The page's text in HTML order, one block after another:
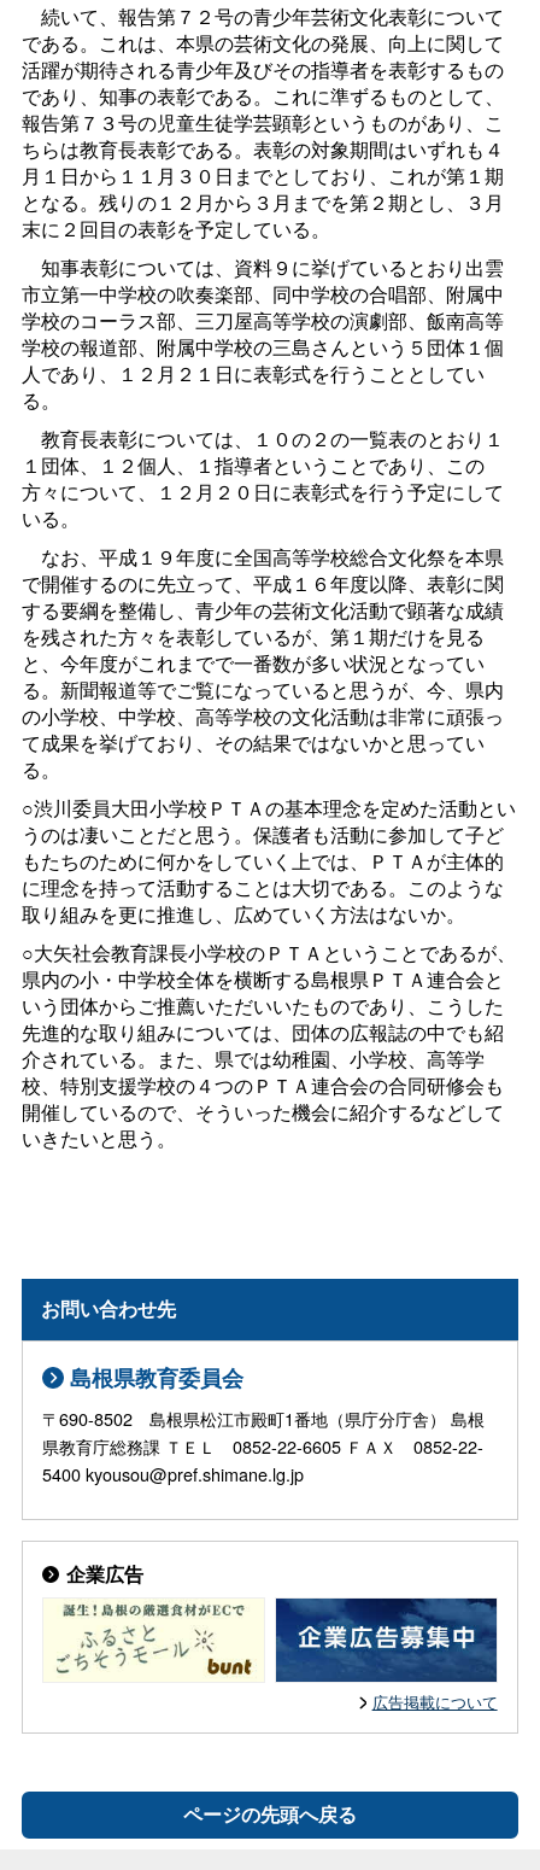
続いて、報告第７２号の青少年芸術文化表彰について
である。これは、本県の芸術文化の発展、向上に関して
活躍が期待される青少年及びその指導者を表彰するもの
であり、知事の表彰である。これに準ずるものとして、
報告第７３号の児童生徒学芸顕彰というものがあり、こ
ちらは教育長表彰である。表彰の対象期間はいずれも４
月１日から１１月３０日までとしており、これが第１期
となる。残りの１２月から３月までを第２期とし、３月
末に２回目の表彰を予定している。
知事表彰については、資料９に挙げているとおり出雲
市立第一中学校の吹奏楽部、同中学校の合唱部、附属中
学校のコーラス部、三刀屋高等学校の演劇部、飯南高等
学校の報道部、附属中学校の三島さんという５団体１個
人であり、１２月２１日に表彰式を行うこととしてい
る。
教育長表彰については、１０の２の一覧表のとおり１
１団体、１２個人、１指導者ということであり、この
方々について、１２月２０日に表彰式を行う予定にして
いる。
なお、平成１９年度に全国高等学校総合文化祭を本県
で開催するのに先立って、平成１６年度以降、表彰に関
する要綱を整備し、青少年の芸術文化活動で顕著な成績
を残された方々を表彰しているが、第１期だけを見る
と、今年度がこれまでで一番数が多い状況となってい
る。新聞報道等でご覧になっていると思うが、今、県内
の小学校、中学校、高等学校の文化活動は非常に頑張っ
て成果を挙げており、その結果ではないかと思ってい
る。
○渋川委員大田小学校ＰＴＡの基本理念を定めた活動とい
うのは凄いことだと思う。保護者も活動に参加して子ど
もたちのために何かをしていく上では、ＰＴＡが主体的
に理念を持って活動することは大切である。このような
取り組みを更に推進し、広めていく方法はないか。
○大矢社会教育課長小学校のＰＴＡということであるが、
県内の小・中学校全体を横断する島根県ＰＴＡ連合会と
いう団体からご推薦いただいいたものであり、こうした
先進的な取り組みについては、団体の広報誌の中でも紹
介されている。また、県では幼稚園、小学校、高等学
校、特別支援学校の４つのＰＴＡ連合会の合同研修会も
開催しているので、そういった機会に紹介するなどして
いきたいと思う。
お問い合わせ先
島根県教育委員会
〒690-8502 島根県松江市殿町1番地（県庁分庁舎） 島根
県教育庁総務課 ＴＥＬ 0852-22-6605 ＦＡＸ 0852-22-
5400 kyousou@pref.shimane.lg.jp
企業広告
広告掲載について
ページの先頭へ戻る